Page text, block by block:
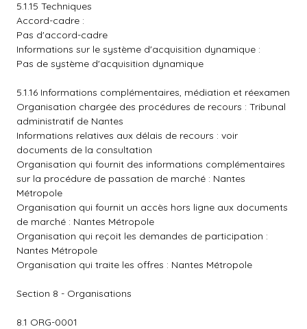
5.1.15 Techniques
Accord-cadre :
Pas d'accord-cadre
Informations sur le système d'acquisition dynamique :
Pas de système d'acquisition dynamique
5.1.16 Informations complémentaires, médiation et réexamen
Organisation chargée des procédures de recours : Tribunal
administratif de Nantes
Informations relatives aux délais de recours : voir
documents de la consultation
Organisation qui fournit des informations complémentaires
sur la procédure de passation de marché : Nantes
Métropole
Organisation qui fournit un accès hors ligne aux documents
de marché : Nantes Métropole
Organisation qui reçoit les demandes de participation :
Nantes Métropole
Organisation qui traite les offres : Nantes Métropole
Section 8 - Organisations
8.1 ORG-0001